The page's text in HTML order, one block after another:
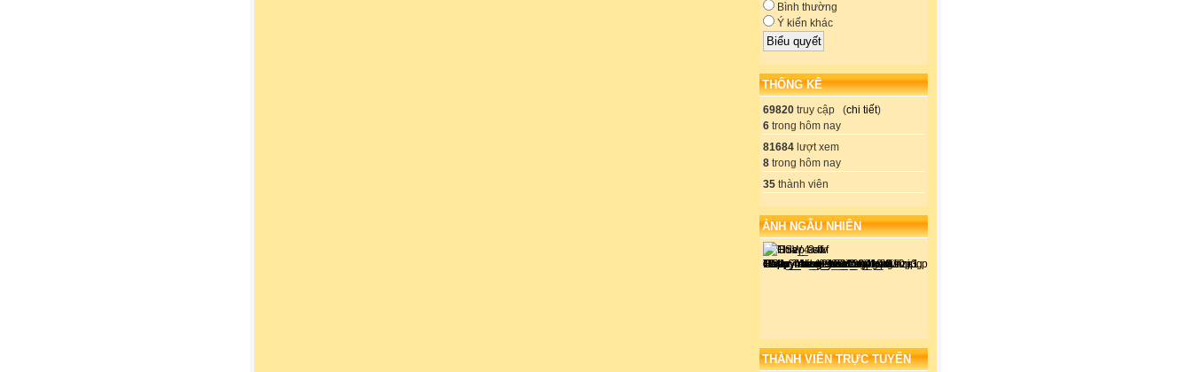
Bình thường
Ý kiến khác
THỐNG KÊ
69820 truy cập (chi tiết)
6 trong hôm nay
81684 lượt xem
8 trong hôm nay
35 thành viên
ẢNH NGẪU NHIÊN
THÀNH VIÊN TRỰC TUYẾN